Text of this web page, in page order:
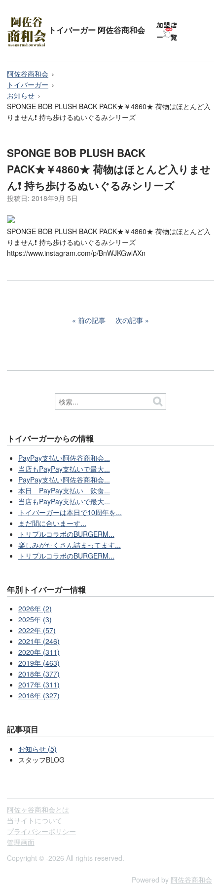
トイバーガー 阿佐谷商和会
阿佐谷商和会
トイバーガー
お知らせ
SPONGE BOB PLUSH BACK PACK★￥4860★ 荷物はほとんど入
りません❗ 持ち歩けるぬいぐるみシリーズ
SPONGE BOB PLUSH BACK
PACK★￥4860★ 荷物はほとんど入りませ
ん❗ 持ち歩けるぬいぐるみシリーズ
投稿日: 2018年9月 5日
SPONGE BOB PLUSH BACK PACK★￥4860★ 荷物はほとんど入
りません❗ 持ち歩けるぬいぐるみシリーズ
https://www.instagram.com/p/BnWJKGwlAXn
前の記事 次の記事
トイバーガーからの情報
PayPay支払い阿佐谷商和会...
当店もPayPay支払いで最大...
PayPay支払い阿佐谷商和会...
本日 PayPay支払い 飲食...
当店もPayPay支払いで最大...
トイバーガーは本日で10周年を...
まだ間に合いまーす...
トリプルコラボのBURGERM...
楽しみがたくさん詰まってます...
トリプルコラボのBURGERM...
年別トイバーガー情報
2026年 (2)
2025年 (3)
2022年 (57)
2021年 (246)
2020年 (311)
2019年 (463)
2018年 (377)
2017年 (311)
2016年 (327)
記事項目
お知らせ (5)
スタッフBLOG
阿佐ヶ谷商和会とは
当サイトについて
プライバシーポリシー
管理画面
Copyright © -2026 All rights reserved.
Powered by 阿佐谷商和会